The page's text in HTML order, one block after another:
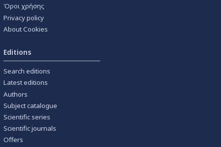
Όροι χρήσης
Privacy policy
About Cookies
Editions
Search editions
Latest editions
Authors
Subject catalogue
Scientific series
Scientific journals
Offers